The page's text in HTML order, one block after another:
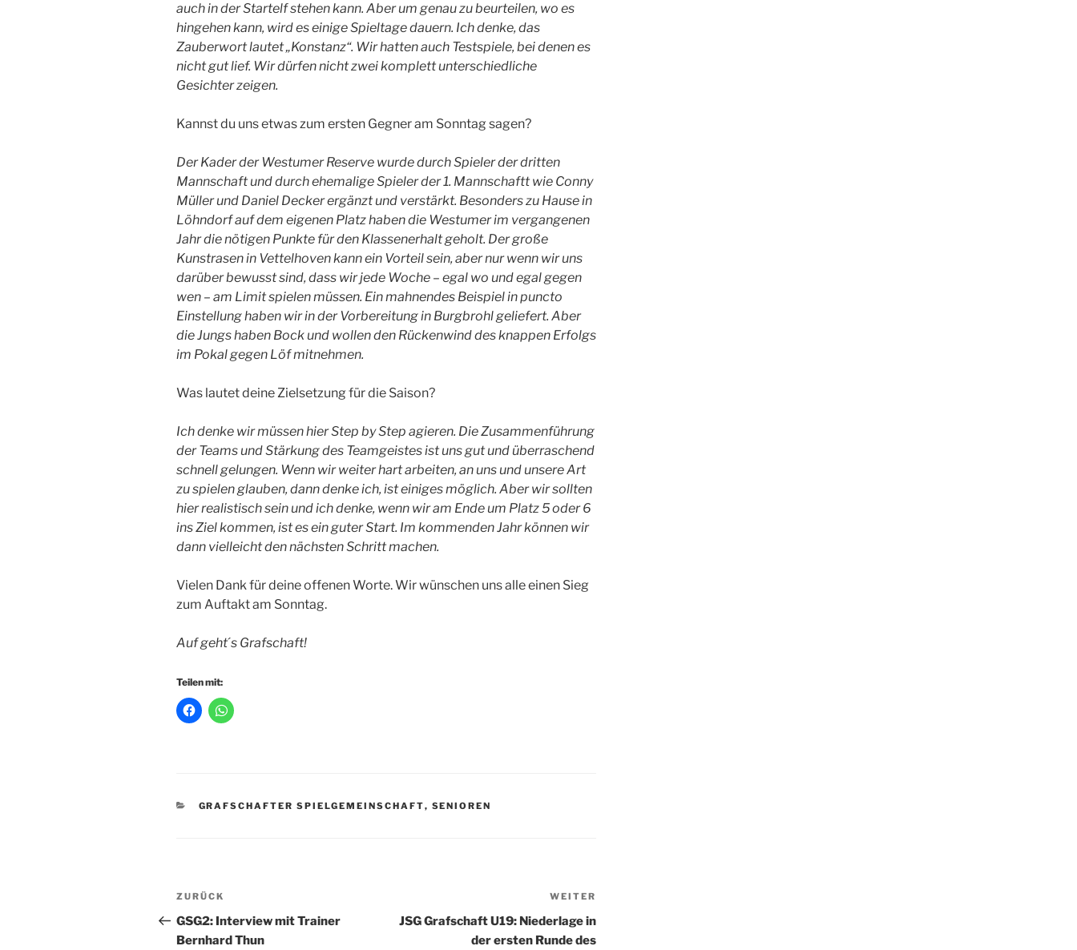
auch in der Startelf stehen kann. Aber um genau zu beurteilen, wo es
hingehen kann, wird es einige Spieltage dauern. Ich denke, das
Zauberwort lautet „Konstanz“. Wir hatten auch Testspiele, bei denen es
nicht gut lief. Wir dürfen nicht zwei komplett unterschiedliche
Gesichter zeigen.
Kannst du uns etwas zum ersten Gegner am Sonntag sagen?
Der Kader der Westumer Reserve wurde durch Spieler der dritten
Mannschaft und durch ehemalige Spieler der 1. Mannschaftt wie Conny
Müller und Daniel Decker ergänzt und verstärkt. Besonders zu Hause in
Löhndorf auf dem eigenen Platz haben die Westumer im vergangenen
Jahr die nötigen Punkte für den Klassenerhalt geholt. Der große
Kunstrasen in Vettelhoven kann ein Vorteil sein, aber nur wenn wir uns
darüber bewusst sind, dass wir jede Woche – egal wo und egal gegen
wen – am Limit spielen müssen. Ein mahnendes Beispiel in puncto
Einstellung haben wir in der Vorbereitung in Burgbrohl geliefert. Aber
die Jungs haben Bock und wollen den Rückenwind des knappen Erfolgs
im Pokal gegen Löf mitnehmen.
Was lautet deine Zielsetzung für die Saison?
Ich denke wir müssen hier Step by Step agieren. Die Zusammenführung
der Teams und Stärkung des Teamgeistes ist uns gut und überraschend
schnell gelungen. Wenn wir weiter hart arbeiten, an uns und unsere Art
zu spielen glauben, dann denke ich, ist einiges möglich. Aber wir sollten
hier realistisch sein und ich denke, wenn wir am Ende um Platz 5 oder 6
ins Ziel kommen, ist es ein guter Start. Im kommenden Jahr können wir
dann vielleicht den nächsten Schritt machen.
Vielen Dank für deine offenen Worte. Wir wünschen uns alle einen Sieg
zum Auftakt am Sonntag.
Auf geht ́s Grafschaft!
Teilen mit:
KATEGORIEN
GRAFSCHAFTER SPIELGEMEINSCHAFT, SENIOREN
Beitragsnavigation
Vorheriger
Beitrag
ZURÜCK
GSG2: Interview mit Trainer
Bernhard Thun
Beitrag
WEITER
JSG Grafschaft U19: Niederlage in
der ersten Runde des